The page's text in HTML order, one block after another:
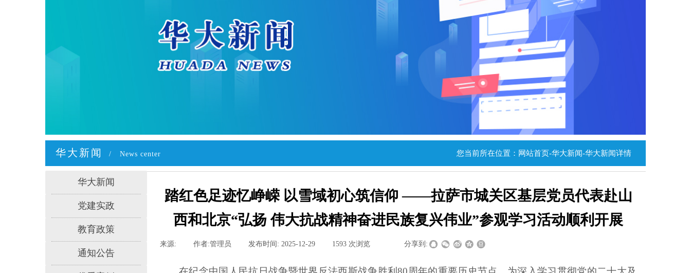
华大新闻 / News center 您当前所在位置：网站首页-华大新闻-华大新闻详情
华大新闻
党建实政
教育政策
通知公告
踏红色足迹忆峥嵘 以雪域初心筑信仰 ——拉萨市城关区基层党员代表赴山
西和北京“弘扬 伟大抗战精神奋进民族复兴伟业”参观学习活动顺利开展
来源: 作者:管理员 发布时间: 2025-12-29 1593 次浏览 分享到: